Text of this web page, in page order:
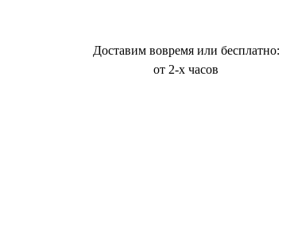
Доставим вовремя или бесплатно:
от 2-х часов